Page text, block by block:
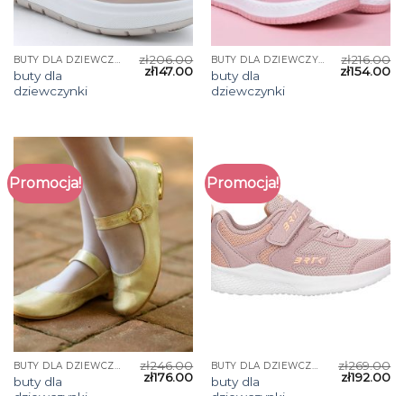
BUTY DLA DZIEWCZYNKI
buty dla
dziewczynki
zł206.00
zł147.00
BUTY DLA DZIEWCZYNKI
buty dla
dziewczynki
zł216.00
zł154.00
Promocja!
BUTY DLA DZIEWCZYNKI
buty dla
zł246.00
zł176.00
Promocja!
BUTY DLA DZIEWCZYNKI
buty dla
zł269.00
zł192.00